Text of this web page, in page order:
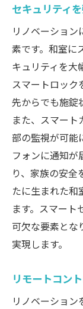
セキュリティ
リノベーショ
素です。和室に
キュリティを大
スマートロック
先からでも施錠
また、スマー
部の監視が可能
フォンに通知が
り、家族の安全
たに生まれた和
ます。スマート
可欠な要素とな
実現します。
リモートコン
リノベーション